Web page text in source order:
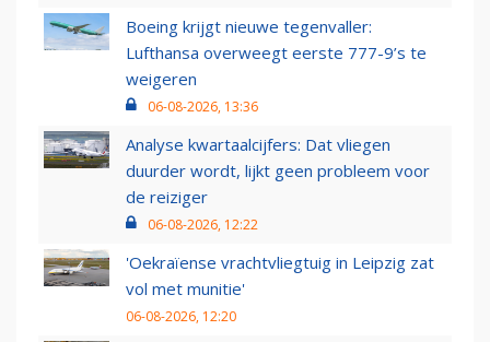
Boeing krijgt nieuwe tegenvaller:
Lufthansa overweegt eerste 777-9’s te
weigeren
06-08-2026, 13:36
Analyse kwartaalcijfers: Dat vliegen
duurder wordt, lijkt geen probleem voor
de reiziger
06-08-2026, 12:22
'Oekraïense vrachtvliegtuig in Leipzig zat
vol met munitie'
06-08-2026, 12:20